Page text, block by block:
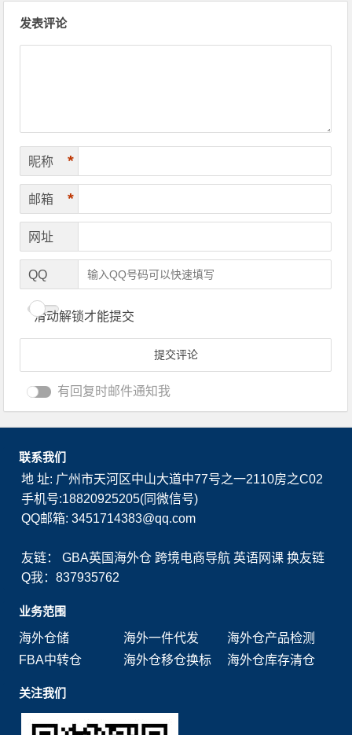
发表评论
昵称 *
邮箱 *
网址
QQ
滑动解锁才能提交
有回复时邮件通知我
联系我们
地 址: 广州市天河区中山大道中77号之一2110房之C02
手机号:18820925205(同微信号)
QQ邮箱: 3451714383@qq.com
友链：GBA英国海外仓 跨境电商导航 英语网课 换友链
Q我：837935762
业务范围
海外仓储
海外一件代发
海外仓产品检测
FBA中转仓
海外仓移仓换标 海外仓库存清仓
关注我们